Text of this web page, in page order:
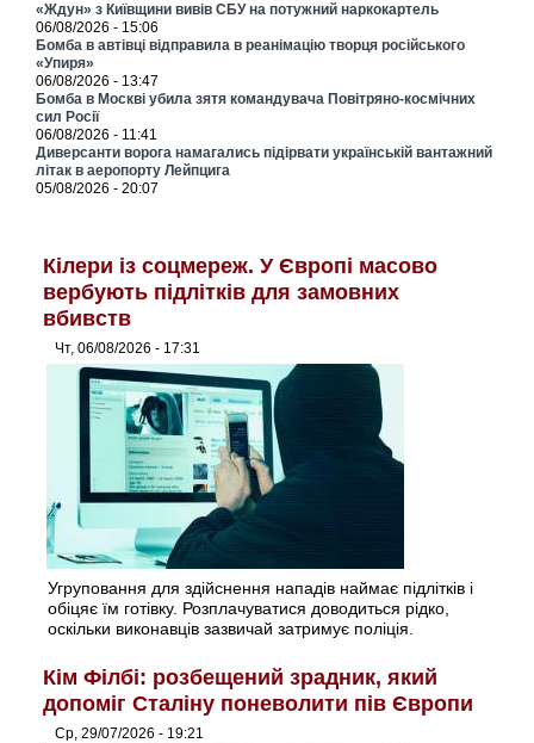
«Ждун» з Київщини вивів СБУ на потужний наркокартель
06/08/2026 - 15:06
Бомба в автівці відправила в реанімацію творця російського
«Упиря»
06/08/2026 - 13:47
Бомба в Москві убила зятя командувача Повітряно-космічних
сил Росії
06/08/2026 - 11:41
Диверсанти ворога намагались підірвати українській вантажний
літак в аеропорту Лейпцига
05/08/2026 - 20:07
Кілери із соцмереж. У Європі масово
вербують підлітків для замовних
вбивств
Чт, 06/08/2026 - 17:31
Угруповання для здійснення нападів наймає підлітків і
обіцяє їм готівку. Розплачуватися доводиться рідко,
оскільки виконавців зазвичай затримує поліція.
Кім Філбі: розбещений зрадник, який
допоміг Сталіну поневолити пів Європи
Ср, 29/07/2026 - 19:21